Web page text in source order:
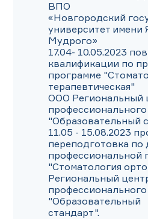
ВПО
«Новгородский
университет имени
Мудрого»
17.04- 10.05.2023
квалификации по
программе
терапевтическая"
ООО Региональный
"Образовательный
11.05 - 15.08.2023
переподготовка
профессиональной
"Стоматология
Региональный
"Образовательный
стандарт".